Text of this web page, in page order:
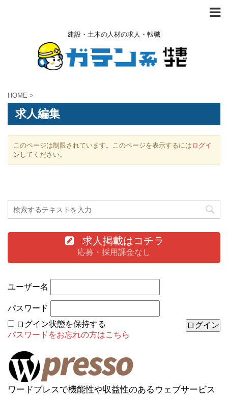
建設・土木の人材の求人・転職
HOME >
求人編集
このページは制限されています。このページを表示するには ログイ
ン してください。
求人掲載はコチラ
応募・採用課金なし
ユーザー名
パスワード
ログイン状態を保持する
パスワードをお忘れの方はこちら
ワードプレスで機能性や収益性のあるウェブサービス